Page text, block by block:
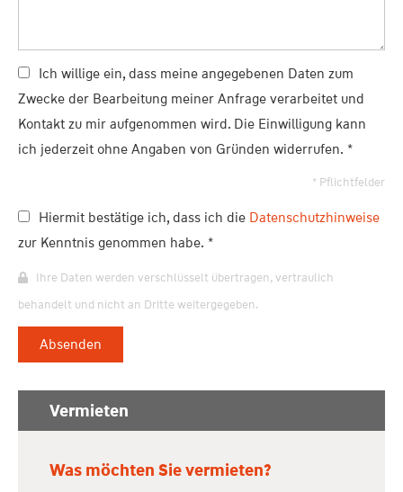
Ich willige ein, dass meine angegebenen Daten zum
Zwecke der Bearbeitung meiner Anfrage verarbeitet und
Kontakt zu mir aufgenommen wird. Die Einwilligung kann
ich jederzeit ohne Angaben von Gründen widerrufen. *
* Pflichtfelder
Hiermit bestätige ich, dass ich die Datenschutzhinweise
zur Kenntnis genommen habe. *
Ihre Daten werden verschlüsselt übertragen, vertraulich
behandelt und nicht an Dritte weitergegeben.
Absenden
Vermieten
Was möchten Sie vermieten?